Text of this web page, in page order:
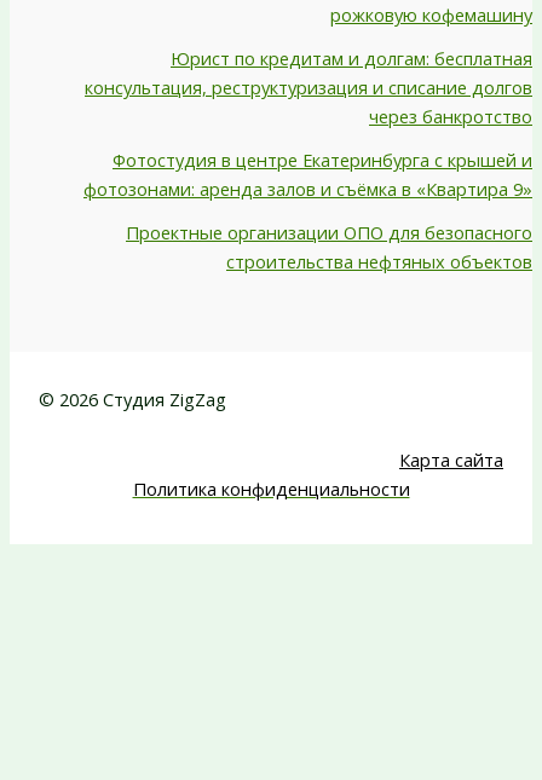
рожковую кофемашину
Юрист по кредитам и долгам: бесплатная
консультация, реструктуризация и списание долгов
через банкротство
Фотостудия в центре Екатеринбурга с крышей и
фотозонами: аренда залов и съёмка в «Квартира 9»
Проектные организации ОПО для безопасного
строительства нефтяных объектов
© 2026 Студия ZigZag
Карта сайта
Политика конфиденциальности